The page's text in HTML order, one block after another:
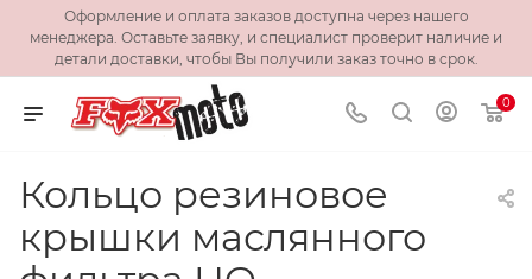
Оформление и оплата заказов доступна через нашего
менеджера. Оставьте заявку, и специалист проверит наличие и
детали доставки, чтобы Вы получили заказ точно в срок.
0
Кольцо резиновое
крышки маслянного